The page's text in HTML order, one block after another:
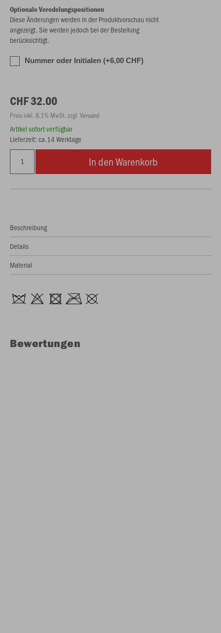
Optionale Veredelungspositionen
Diese Änderungen werden in der Produktvorschau nicht
angezeigt. Sie werden jedoch bei der Bestellung
berücksichtigt.
Nummer oder Initialen (+6,00 CHF)
CHF 32.00
Preis inkl. 8.1% MwSt. zzgl. Versand
Artikel sofort verfügbar
Lieferzeit: ca.14 Werktage
In den Warenkorb
Beschreibung
Details
Material
Bewertungen